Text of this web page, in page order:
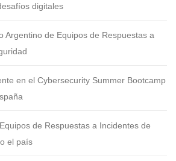
digitales
Argentino de Equipos de Respuestas a
en el Cybersecurity Summer Bootcamp
de Respuestas a Incidentes de
el país